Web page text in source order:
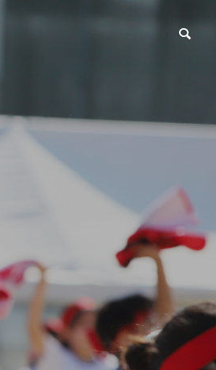
～７月） 【馬術部】高